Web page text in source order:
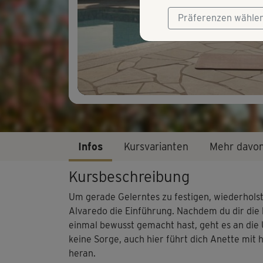
Infos Kursvarianten Mehr
Kursbeschreibung
Um gerade Gelerntes zu festigen,
Alvaredo die Einführung. Nachdem du dir
einmal bewusst gemacht hast, geht es an
keine Sorge, auch hier führt dich Anette mit
heran.
Präferenzen